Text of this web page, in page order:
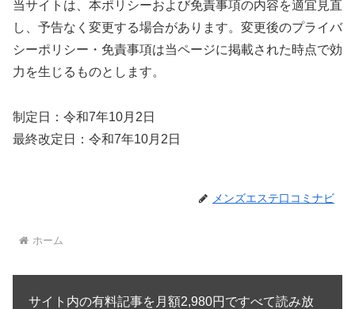
当サイトは、本ポリシーおよび免責事項の内容を適宜見直
し、予告なく変更する場合があります。変更後のプライバ
シーポリシー・免責事項は当ページに掲載された時点で効
力を生じるものとします。
制定日：令和7年10月2日
最終改定日：令和7年10月2日
メンズエステ口コミナビ
ホーム
サイト内の有料記事を月額2,980円ですべて読み放